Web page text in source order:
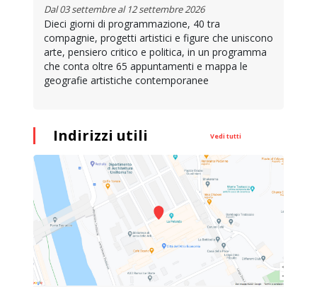
Dal 03 settembre al 12 settembre 2026
Dieci giorni di programmazione, 40 tra
compagnie, progetti artistici e figure che uniscono
arte, pensiero critico e politica, in un programma
che conta oltre 65 appuntamenti e mappa le
geografie artistiche contemporanee
Indirizzi utili Vedi tutti